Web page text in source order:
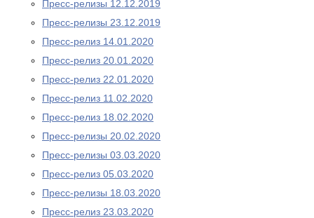
Пресс-релизы 12.12.2019
Пресс-релизы 23.12.2019
Пресс-релиз 14.01.2020
Пресс-релиз 20.01.2020
Пресс-релиз 22.01.2020
Пресс-релиз 11.02.2020
Пресс-релиз 18.02.2020
Пресс-релизы 20.02.2020
Пресс-релизы 03.03.2020
Пресс-релиз 05.03.2020
Пресс-релизы 18.03.2020
Пресс-релиз 23.03.2020